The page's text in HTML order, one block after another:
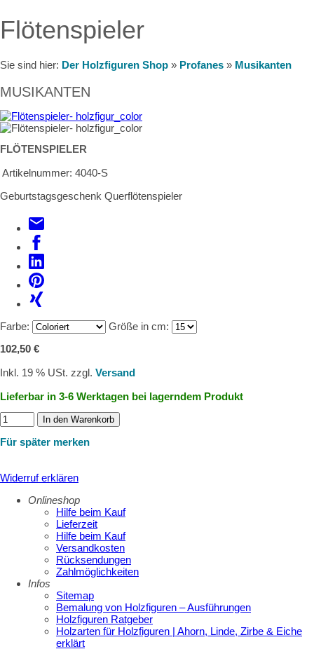
Flötenspieler
Sie sind hier: Der Holzfiguren Shop » Profanes » Musikanten
MUSIKANTEN
FLÖTENSPIELER
Artikelnummer: 4040-S
Geburtstagsgeschenk Querflötenspieler
Farbe:
Größe in cm:
102,50 €
Inkl. 19 % USt. zzgl. Versand
Lieferbar in 3-6 Werktagen bei lagerndem Produkt
In den Warenkorb
Für später merken
Widerruf erklären
Onlineshop
Hilfe beim Kauf
Lieferzeit
Hilfe beim Kauf
Versandkosten
Rücksendungen
Zahlmöglichkeiten
Infos
Sitemap
Bemalung von Holzfiguren – Ausführungen
Holzfiguren Ratgeber
Holzarten für Holzfiguren | Ahorn, Linde, Zirbe & Eiche
erklärt